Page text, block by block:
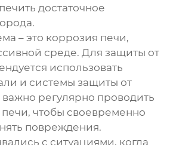
достаточное
– это коррозия печи,
среде. Для защиты от
использовать
и системы защиты от
регулярно проводить
чтобы своевременно
повреждения.
с ситуациями, когда